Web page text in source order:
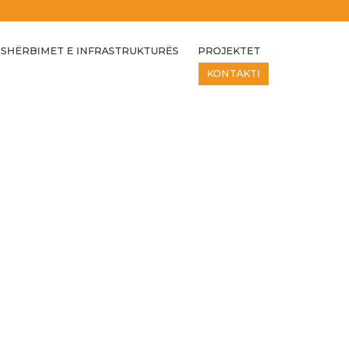
SHËRBIMET E INFRASTRUKTURËS
PROJEKTET
KONTAKTI